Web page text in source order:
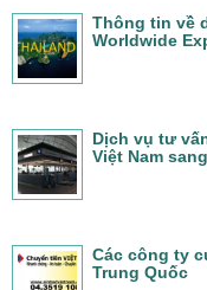
Thông tin về
Worldwide
Dịch vụ tư
Việt Nam
Các công ty
Trung Quốc